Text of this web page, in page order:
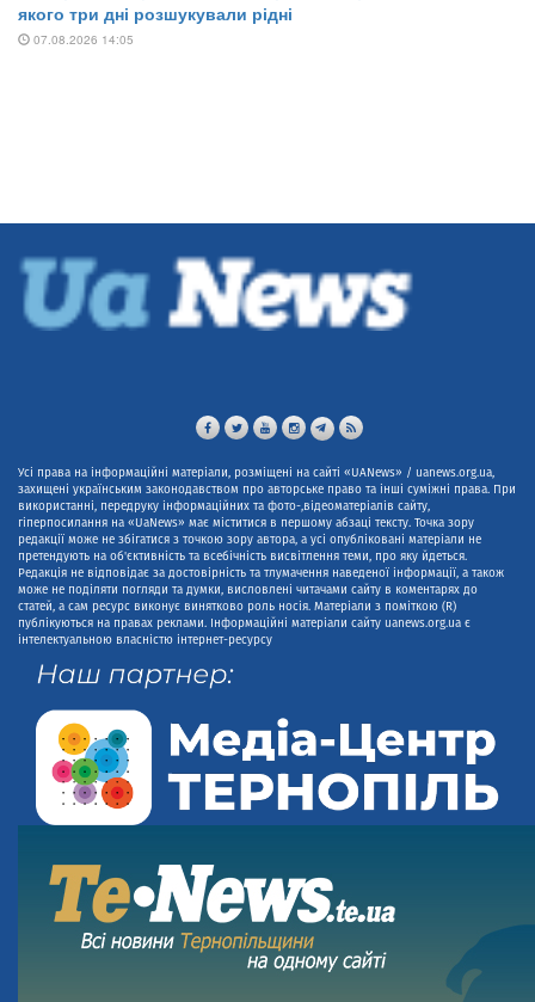
Усі права на інформаційні матеріали, розміщені на сайті «UANews» / uanews.org.ua,
захищені українським законодавством про авторське право та інші суміжні права. При
використанні, передруку інформаційних та фото-,відеоматеріалів сайту,
гіперпосилання на «UaNews» має міститися в першому абзаці тексту. Точка зору
редакції може не збігатися з точкою зору автора, а усі опубліковані матеріали не
претендують на об'єктивність та всебічність висвітлення теми, про яку йдеться.
Редакція не відповідає за достовірність та тлумачення наведеної інформації, а також
може не поділяти погляди та думки, висловлені читачами сайту в коментарях до
статей, а сам ресурс виконує винятково роль носія. Матеріали з поміткою (R)
публікуються на правах реклами. Інформаційні матеріали сайту uanews.org.ua є
інтелектуальною власністю інтернет-ресурсу